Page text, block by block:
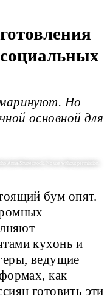
Но
основной для
Anna/Shutterstock. No use without permission.
бум опят.
кухонь и
ведущие
как
готовить эти